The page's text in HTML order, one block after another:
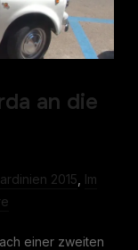
an die
2015 Im
einer zweiten